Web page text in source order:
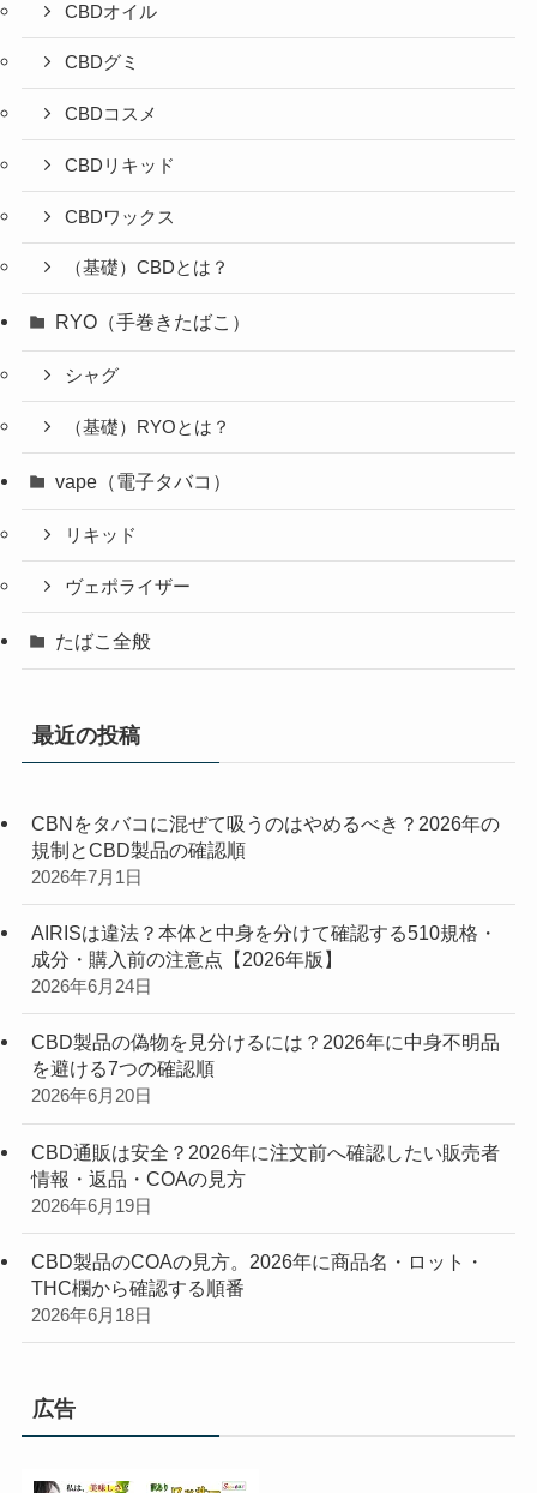
CBDオイル
CBDグミ
CBDコスメ
CBDリキッド
CBDワックス
（基礎）CBDとは？
RYO（手巻きたばこ）
シャグ
（基礎）RYOとは？
vape（電子タバコ）
リキッド
ヴェポライザー
たばこ全般
最近の投稿
CBNをタバコに混ぜて吸うのはやめるべき？2026年の
規制とCBD製品の確認順
2026年7月1日
AIRISは違法？本体と中身を分けて確認する510規格・
成分・購入前の注意点【2026年版】
2026年6月24日
CBD製品の偽物を見分けるには？2026年に中身不明品
を避ける7つの確認順
2026年6月20日
CBD通販は安全？2026年に注文前へ確認したい販売者
情報・返品・COAの見方
2026年6月19日
CBD製品のCOAの見方。2026年に商品名・ロット・
THC欄から確認する順番
2026年6月18日
広告